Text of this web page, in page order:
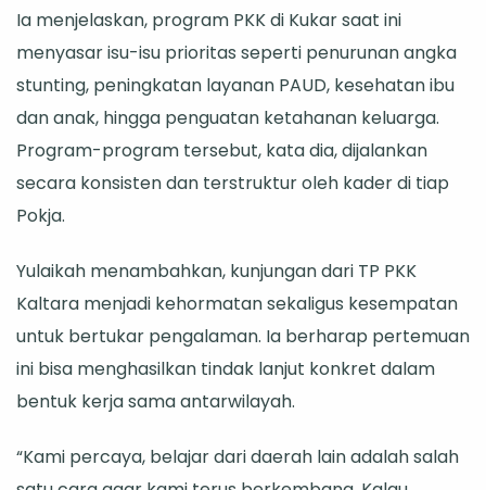
Ia menjelaskan, program PKK di Kukar saat ini
menyasar isu-isu prioritas seperti penurunan angka
stunting, peningkatan layanan PAUD, kesehatan ibu
dan anak, hingga penguatan ketahanan keluarga.
Program-program tersebut, kata dia, dijalankan
secara konsisten dan terstruktur oleh kader di tiap
Pokja.
Yulaikah menambahkan, kunjungan dari TP PKK
Kaltara menjadi kehormatan sekaligus kesempatan
untuk bertukar pengalaman. Ia berharap pertemuan
ini bisa menghasilkan tindak lanjut konkret dalam
bentuk kerja sama antarwilayah.
“Kami percaya, belajar dari daerah lain adalah salah